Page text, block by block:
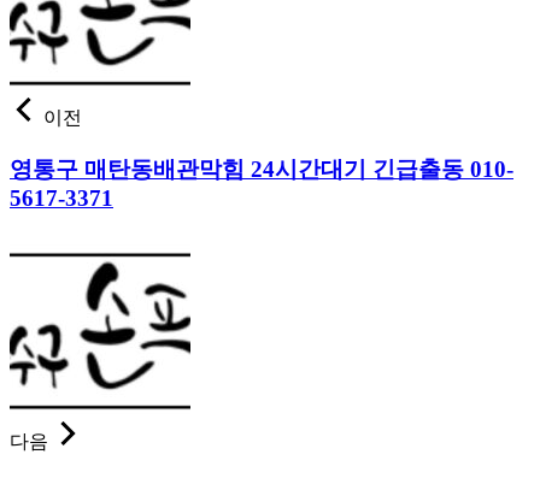
이전
영통구 매탄동배관막힘 24시간대기 긴급출동 010-
5617-3371
다음